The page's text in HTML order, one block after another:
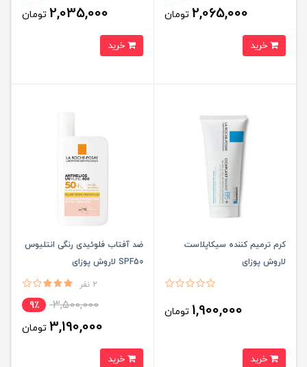
2,065,000 تومان 2,035,000 تومان
کرم ترمیم کننده سیکاپلاست
لاروش پوزای
1,900,000 تومان
ضد آفتاب فلوئیدی رنگی انتلیوس
SPF50 لاروش پوزای
2 نفر
3,500,000 9٪
3,190,000 تومان